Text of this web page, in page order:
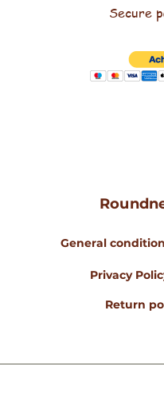
Secure
General
Privacy
Return